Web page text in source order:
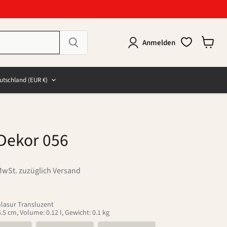
Anmelden
(EUR €)
056
zuzüglich Versand
Transluzent
cm, Volume: 0.12 l, Gewicht: 0.1 kg